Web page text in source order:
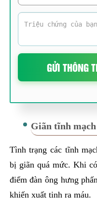
GỬI THÔNG
Giãn tĩnh
Tình trạng các tĩnh
bị giãn quá mức. Khi
điểm đàn ông hưng
khiến xuất tinh ra máu.